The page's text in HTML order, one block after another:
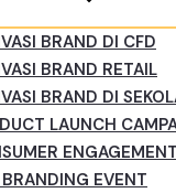
BRAND DI CFD
BRAND RETAIL
BRAND DI
LAUNCH
EVENT